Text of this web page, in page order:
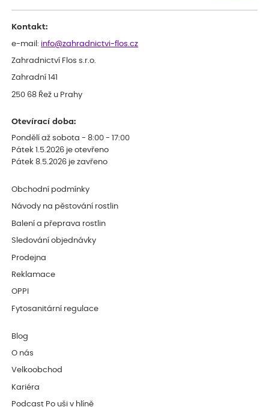
Kontakt:
e-mail: info@zahradnictvi-flos.cz
Zahradnictví Flos s.r.o.
Zahradní 141
250 68 Řež u Prahy
Otevírací doba:
Pondělí až sobota - 8:00 - 17:00
Pátek 1.5.2026 je otevřeno
Pátek 8.5.2026 je zavřeno
Obchodní podmínky
Návody na pěstování rostlin
Balení a přeprava rostlin
Sledování objednávky
Prodejna
Reklamace
OPPI
Fytosanitární regulace
Blog
O nás
Velkoobchod
Kariéra
Podcast Po uši v hlíně